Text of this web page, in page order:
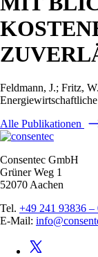
Feldmann, J.; Fritz,
Alle Publikationen
Consentec GmbH
Grüner Weg 1
52070 Aachen
Tel. +49 241 93836 –
E-Mail: